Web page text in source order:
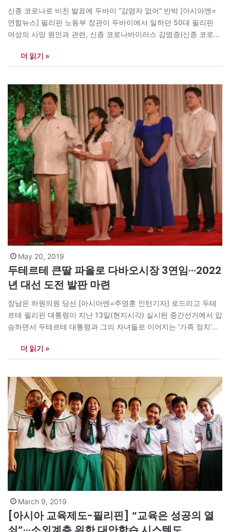
신종 코로나로 비친 발표에 두바이 “감염자 없어” 반박 [아시아엔=
연합뉴스] 필리핀 노동부 장관이 두바이에서 일하던 50대 필리핀
여성의 사망 원인과 관련, 신종 코로나바이러스 감염증(신종 코로
일 일간 인콰이어러 등 현지 언론에 따르면 필리핀 노동부는 전날 실
베스터 벨로 장관이 이전에 제공된 정보에 근거해 두바이에서…
더 읽기 »
May 20, 2019
두테르테 큰딸 파올로 다바오시장 3연임···2022
년 대선 도전 발판 마련
장남은 하원의원 당선 [아시아엔=주영훈 인턴기자] 로드리고 두테
르테 필리핀 대통령이 지난 13일(현지시각) 실시된 중간선거에서 압
승하면서 두테르테 대통령과 그의 자녀들로 이어지는 ‘가족 정치’가
집권 3주년을 앞두고 치러진 이번 중간선거에서는 상원의원(24명)
의 절반인 12명과 하원의원 전원, 1만8000명에 달하는 지방자치단
더 읽기 »
March 9, 2019
[아시아 교육제도-필리핀] “교육은 성공의 열